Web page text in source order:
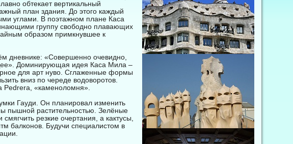
обтекает вертикальный
план здания. До этого каждый
углами. В поэтажном плане Каса
группу свободно плавающих
образом примкнувшее к
дневнике: «Совершенно очевидно,
Доминирующая идея Каса Мила –
для арт нуво. Сглаженные формы
вниз по череде водоворотов.
Pedrera, «каменоломня».
Гауди. Он планировал изменить
пышной растительностью. Зелёные
резкие очертания, а кактусы,
балконов. Будучи специалистом в